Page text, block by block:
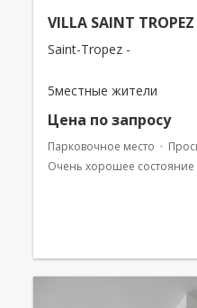
VILLA SAINT
Saint-Tropez -
5местные жители
Цена по запросу
Парковочное место
Очень хорошее состояние